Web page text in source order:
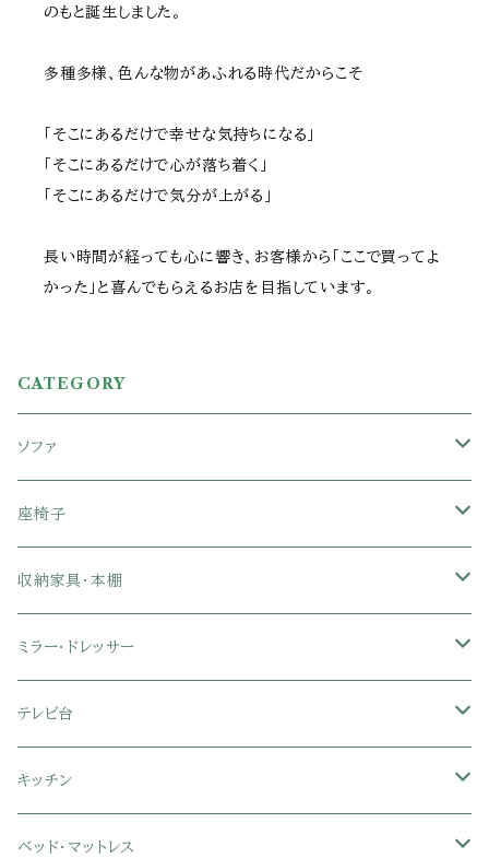
のもと誕生しました。
多種多様、色んな物があふれる時代だからこそ
「そこにあるだけで幸せな気持ちになる」
「そこにあるだけで心が落ち着く」
「そこにあるだけで気分が上がる」
長い時間が経っても心に響き、お客様から「ここで買ってよ
かった」と喜んでもらえるお店を目指しています。
CATEGORY
ソファ
1人掛けソファ
2人掛けソファ
3人掛けソファ
フロアソファ・ローソファ
ソファベッド
カウチソファ・コーナーソファ
座椅子
1人掛け座椅子
2人掛け座椅子
リクライニング座椅子
肘付き座椅子
座椅子カバー
収納家具・本棚
カラーボックス
本棚・書棚
衣類・タンス・チェスト
ハンガーラック
ミラー・ドレッサー
ドレッサー・鏡台
ミラー・スタンドミラー
テレビ台
壁面収納・ハイタイプテレビ台
ミドルタイプテレビ台
キッチン
食器棚・キッチンボード
ベッド・マットレス